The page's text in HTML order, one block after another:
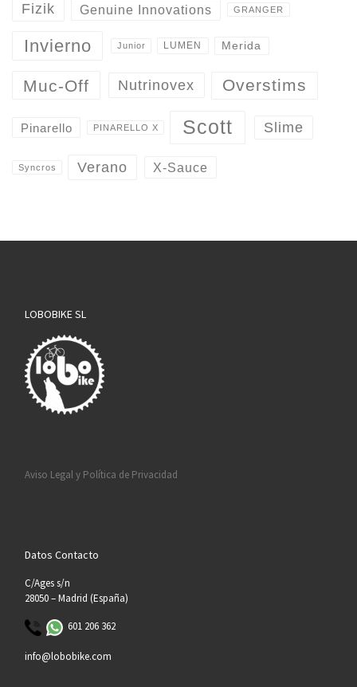
Fizik Genuine Innovations GRANGER
Invierno Junior LUMEN Merida
Muc-Off Nutrinovex Overstims
Pinarello PINARELLO X Scott Slime
Syncros Verano X-Sauce
LOBOBIKE SL
Aviso Legal y Política de Privacidad
Datos Contacto
C/Ages s/n
28050 – Madrid (España)
601 206 362
info@lobobike.com